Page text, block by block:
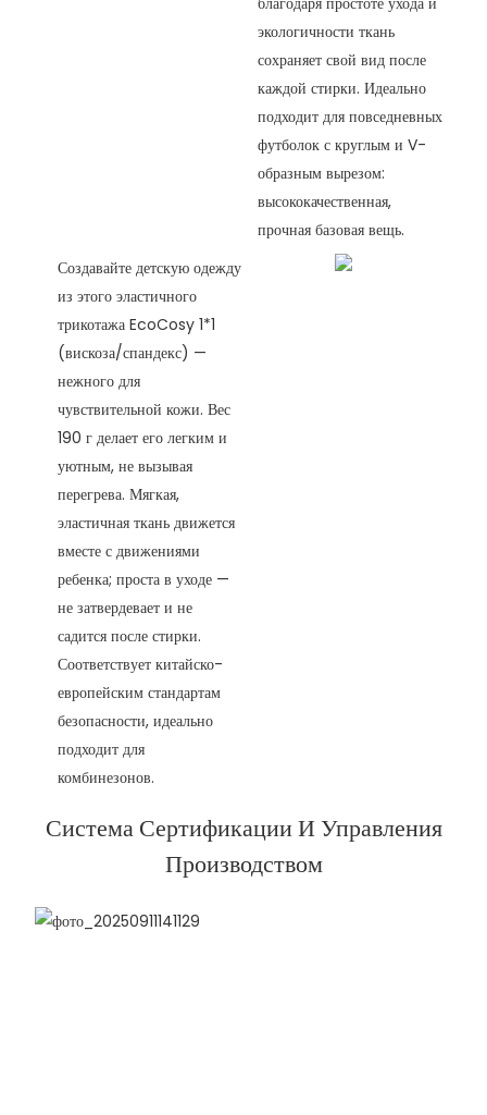
экологичности ткань
сохраняет свой вид после
каждой стирки. Идеально
подходит для повседневных
футболок с круглым и V-
образным вырезом:
высококачественная,
прочная базовая вещь.
Создавайте детскую одежду
из этого эластичного
трикотажа EcoCosy 1*1
(вискоза/спандекс) —
нежного для
чувствительной кожи. Вес
190 г делает его легким и
уютным, не вызывая
перегрева. Мягкая,
эластичная ткань движется
вместе с движениями
ребенка; проста в уходе —
не затвердевает и не
садится после стирки.
Соответствует китайско-
европейским стандартам
безопасности, идеально
подходит для
комбинезонов.
Система Сертификации И Управления
Производством